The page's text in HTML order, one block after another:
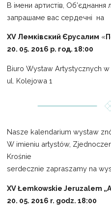
В імени артистів, Об’єднання
запрашаме вас сердечні на
XV Лемківский Єрусалим «
20. 05. 2016 р. год. 18:00
Biuro Wystaw Artystycznych w
ul. Kolejowa 1
Nasze kalendarium wystaw
W imieniu artystów,
Krośnie
serdecznie zapraszamy na
XV Łemkowskie Jeruzalem
20. 05. 2016 r. godz. 18:00